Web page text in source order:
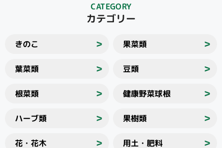
CATEGORY
カテゴリー
きのこ ＞ 果菜類 ＞
葉菜類 ＞ 豆類 ＞
根菜類 ＞ 健康野菜球根 ＞
ハーブ類 ＞ 果樹類 ＞
花・花木 ＞ 用土・肥料 ＞